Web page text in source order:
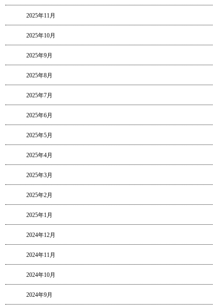
2025年11月
2025年10月
2025年9月
2025年8月
2025年7月
2025年6月
2025年5月
2025年4月
2025年3月
2025年2月
2025年1月
2024年12月
2024年11月
2024年10月
2024年9月